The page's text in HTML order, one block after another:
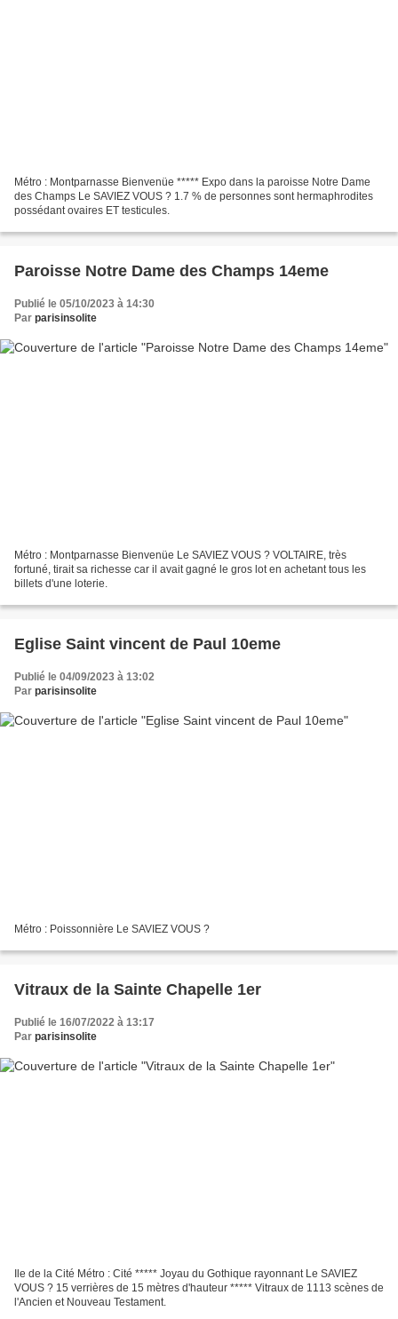
Métro : Montparnasse Bienvenüe ***** Expo dans la paroisse Notre Dame
des Champs Le SAVIEZ VOUS ? 1.7 % de personnes sont hermaphrodites
possédant ovaires ET testicules.
Paroisse Notre Dame des Champs 14eme
Publié le 05/10/2023 à 14:30
Par parisinsolite
Métro : Montparnasse Bienvenüe Le SAVIEZ VOUS ? VOLTAIRE, très
fortuné, tirait sa richesse car il avait gagné le gros lot en achetant tous les
billets d'une loterie.
Eglise Saint vincent de Paul 10eme
Publié le 04/09/2023 à 13:02
Par parisinsolite
Métro : Poissonnière Le SAVIEZ VOUS ?
Vitraux de la Sainte Chapelle 1er
Publié le 16/07/2022 à 13:17
Par parisinsolite
Ile de la Cité Métro : Cité ***** Joyau du Gothique rayonnant Le SAVIEZ
VOUS ? 15 verrières de 15 mètres d'hauteur ***** Vitraux de 1113 scènes de
l'Ancien et Nouveau Testament.